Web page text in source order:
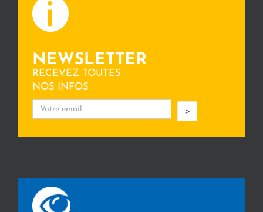
NEWSLETTER
RECEVEZ TOUTES
NOS INFOS
>